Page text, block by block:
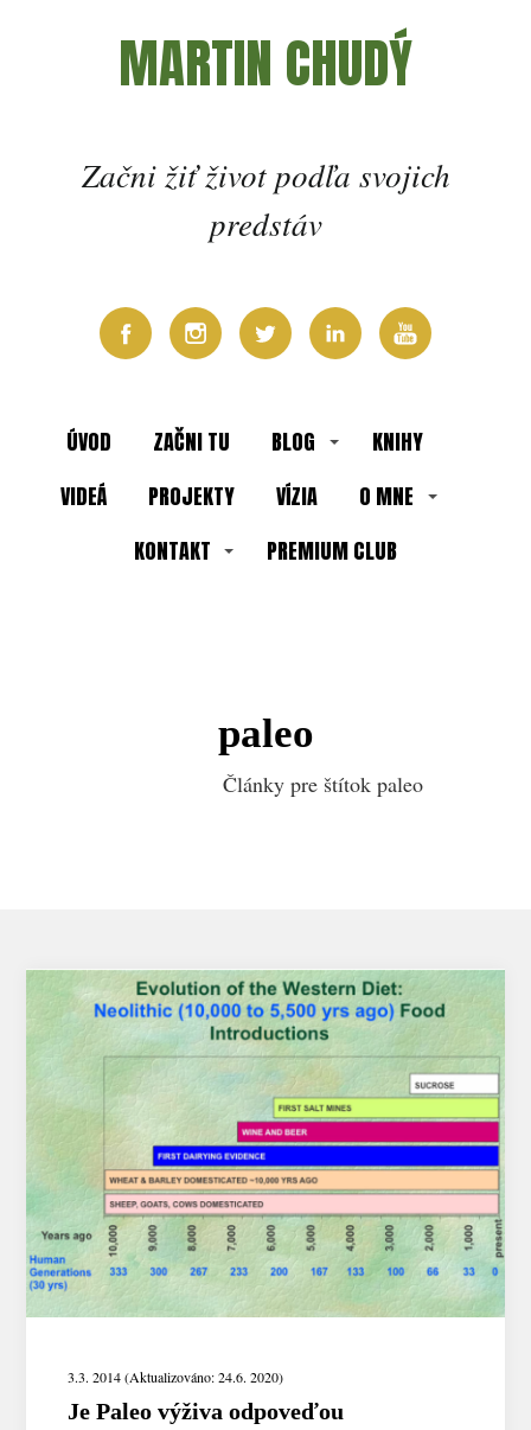
MARTIN CHUDÝ
Začni žiť život podľa svojich
predstáv
ÚVOD ZAČNI TU BLOG
KNIHY
VIDEÁ
PROJEKTY VÍZIA
O MNE
KONTAKT
PREMIUM CLUB
paleo
Články pre štítok paleo
3.3. 2014 (Aktualizováno: 24.6. 2020)
Je Paleo výživa odpoveďou